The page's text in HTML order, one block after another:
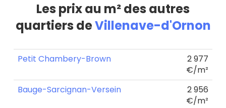
Les prix au m² des autres
quartiers deVillenave-d'Ornon
Petit Chambery-Brown
2 977
€/m²
Bauge-Sarcignan-Versein
2 956
€/m²